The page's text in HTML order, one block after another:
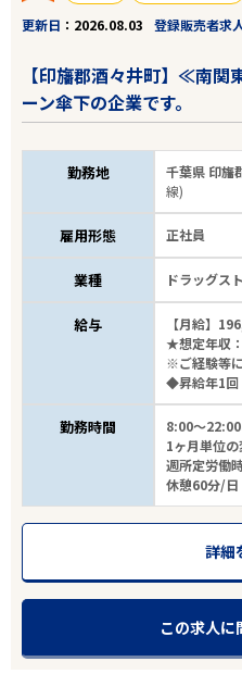
更新日
2026.08.03 登録販売者求
【印旛郡酒々井町】≪南
ーン傘下の企業です。
勤務地 千葉県 印
線)
雇用形態 正社員
業種 ドラッグス
給与
【月給】
★想定年収
※ご経験等
◆昇給年1回
勤務時間
8:00～
1ヶ月単位の
週所定労働
休憩60分/日
詳細
この求人に